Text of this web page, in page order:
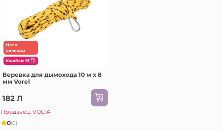
Нет в
наличии
КэшБэк: 91
Веревка для дымохода 10 м x 8
мм Vorel
182 Л
Продавец: VOLTA
0(0)